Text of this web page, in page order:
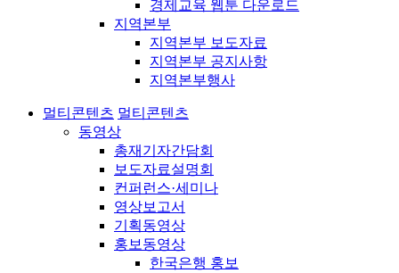
경제교육 웹툰 다운로드
지역본부
지역본부 보도자료
지역본부 공지사항
지역본부행사
멀티콘텐츠 멀티콘텐츠
동영상
총재기자간담회
보도자료설명회
컨퍼런스·세미나
영상보고서
기획동영상
홍보동영상
한국은행 홍보